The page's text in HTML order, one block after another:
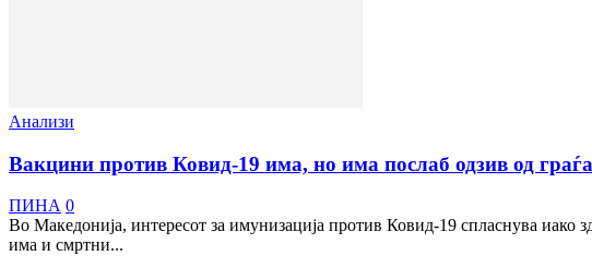
Анализи
Вакцини против Ковид-19 има, но има послаб одзив од
ПИНА 0
Во Македонија, интересот за имунизација против Ковид-19 спласнува иако
има и смртни...